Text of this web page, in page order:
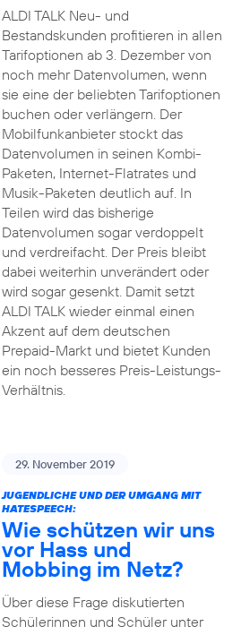
ALDI TALK Neu- und
Bestandskunden profitieren in allen
Tarifoptionen ab 3. Dezember von
noch mehr Datenvolumen, wenn
sie eine der beliebten Tarifoptionen
buchen oder verlängern. Der
Mobilfunkanbieter stockt das
Datenvolumen in seinen Kombi-
Paketen, Internet-Flatrates und
Musik-Paketen deutlich auf. In
Teilen wird das bisherige
Datenvolumen sogar verdoppelt
und verdreifacht. Der Preis bleibt
dabei weiterhin unverändert oder
wird sogar gesenkt. Damit setzt
ALDI TALK wieder einmal einen
Akzent auf dem deutschen
Prepaid-Markt und bietet Kunden
ein noch besseres Preis-Leistungs-
Verhältnis.
29. November 2019
JUGENDLICHE UND DER UMGANG MIT
HATESPEECH:
Wie schützen wir uns
vor Hass und
Mobbing im Netz?
Über diese Frage diskutierten
Schülerinnen und Schüler unter